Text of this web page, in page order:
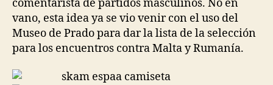
comentarista de partidos masculinos. No en
vano, esta idea ya se vio venir con el uso del
Museo de Prado para dar la lista de la selección
para los encuentros contra Malta y Rumanía.